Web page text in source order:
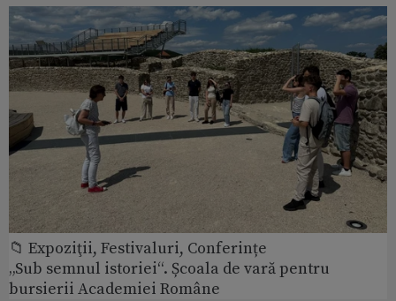
📁 Expoziţii, Festivaluri, Conferințe
„Sub semnul istoriei“. Școala de vară pentru
bursierii Academiei Române